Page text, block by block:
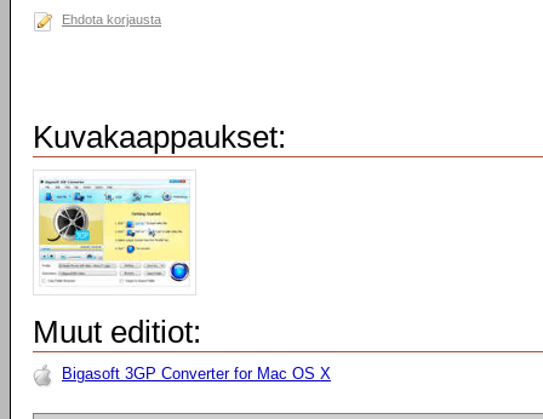
Ehdota korjausta
Kuvakaappaukset:
Muut editiot:
Bigasoft 3GP Converter for Mac OS X